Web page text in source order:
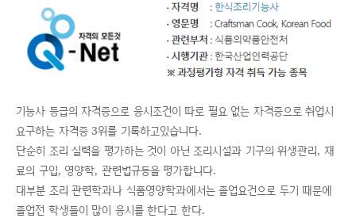
기능사 등급의 자격증으로 응시조건이 따로 필요 없는 자격증으로 취업시
요구하는 자격증 3위를 기록하고있습니다.
단순히 조리 실력을 평가하는 것이 아닌 조리시설과 기구의 위생관리, 재
료의 구입, 영양학, 관련법규등을 평가합니다.
대부분 조리 관련학과나 식품영양학과에서는 졸업요건으로 두기 때문에
졸업전 학생들이 많이 응시를 한다고 한다.